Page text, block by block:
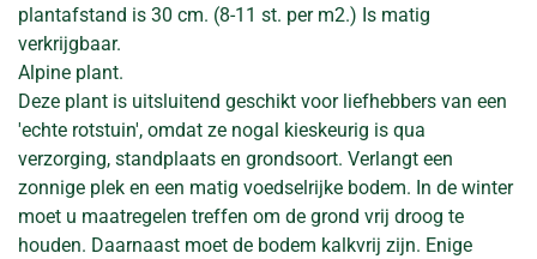
plantafstand is 30 cm. (8-11 st. per m2.) Is matig
verkrijgbaar.
Alpine plant.
Deze plant is uitsluitend geschikt voor liefhebbers van een
'echte rotstuin', omdat ze nogal kieskeurig is qua
verzorging, standplaats en grondsoort. Verlangt een
zonnige plek en een matig voedselrijke bodem. In de winter
moet u maatregelen treffen om de grond vrij droog te
houden. Daarnaast moet de bodem kalkvrij zijn. Enige